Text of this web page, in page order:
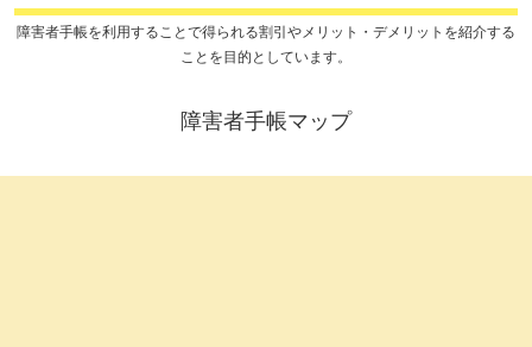
障害者手帳を利用することで得られる割引やメリット・デメリットを紹介する
ことを目的としています。
障害者手帳マップ